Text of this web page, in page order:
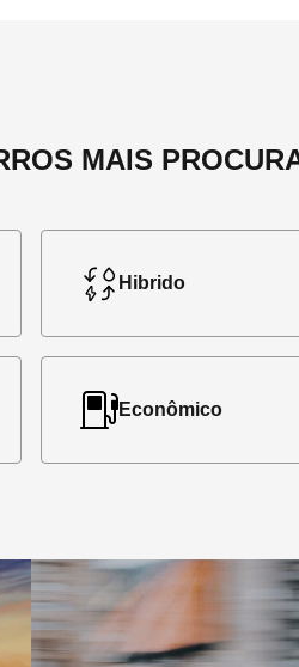
MAIS
Hibrido
Econômico